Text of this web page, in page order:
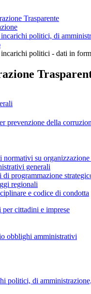
Trasparente
politici, di
politici - dati in
prevenzione della
normativi su organizzazione
generali
di programmazione
regionali
e codice di condotta
cittadini e imprese
obblighi amministrativi
politici, di